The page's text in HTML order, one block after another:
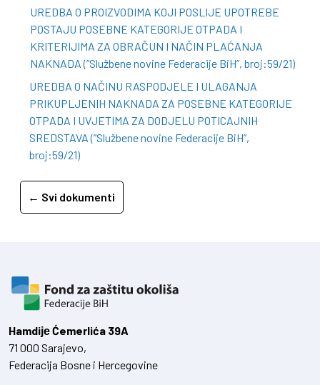
UREDBA O PROIZVODIMA KOJI POSLIJE UPOTREBE
POSTAJU POSEBNE KATEGORIJE OTPADA I
KRITERIJIMA ZA OBRAČUN I NAČIN PLAĆANJA
NAKNADA (”Službene novine Federacije BiH”, broj:59/21)
UREDBA O NAČINU RASPODJELE I ULAGANJA
PRIKUPLJENIH NAKNADA ZA POSEBNE KATEGORIJE
OTPADA I UVJETIMA ZA DODJELU POTICAJNIH
SREDSTAVA (”Službene novine Federacije BiH”,
broj:59/21)
← Svi dokumenti
Hamdiје Ćemerlića 39A
71 000 Sarajevo,
Federacija Bosne i Hercegovine